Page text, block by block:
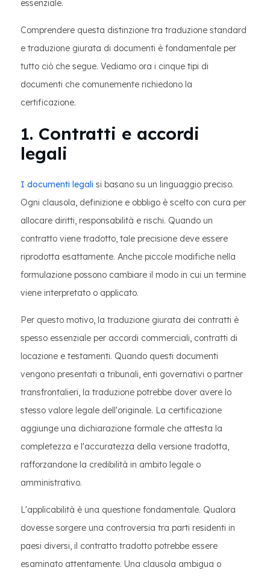
essenziale.
Comprendere questa distinzione tra traduzione standard
e traduzione giurata di documenti è fondamentale per
tutto ciò che segue. Vediamo ora i cinque tipi di
documenti che comunemente richiedono la
certificazione.
1. Contratti e accordi
legali
I documenti legali si basano su un linguaggio preciso.
Ogni clausola, definizione e obbligo è scelto con cura per
allocare diritti, responsabilità e rischi. Quando un
contratto viene tradotto, tale precisione deve essere
riprodotta esattamente. Anche piccole modifiche nella
formulazione possono cambiare il modo in cui un termine
viene interpretato o applicato.
Per questo motivo, la traduzione giurata dei contratti è
spesso essenziale per accordi commerciali, contratti di
locazione e testamenti. Quando questi documenti
vengono presentati a tribunali, enti governativi o partner
transfrontalieri, la traduzione potrebbe dover avere lo
stesso valore legale dell'originale. La certificazione
aggiunge una dichiarazione formale che attesta la
completezza e l'accuratezza della versione tradotta,
rafforzandone la credibilità in ambito legale o
amministrativo.
L'applicabilità è una questione fondamentale. Qualora
dovesse sorgere una controversia tra parti residenti in
paesi diversi, il contratto tradotto potrebbe essere
esaminato attentamente. Una clausola ambigua o